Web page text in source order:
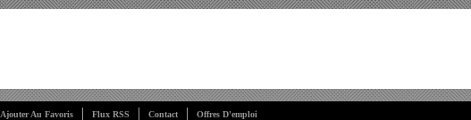
Ajouter Au Favoris Flux RSS Contact Offres D'emploi